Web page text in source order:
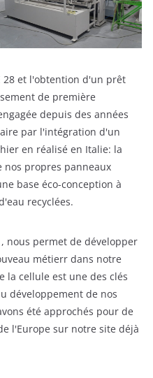
28 et l'obtention d'un prêt
de première
depuis des années
par l'intégration d'un
en réalisé en Italie: la
nos propres panneaux
base éco-conception à
recyclées.
nous permet de développer
métierr dans notre
la cellule est une des clés
développement de nos
été approchés pour de
l'Europe sur notre site déjà